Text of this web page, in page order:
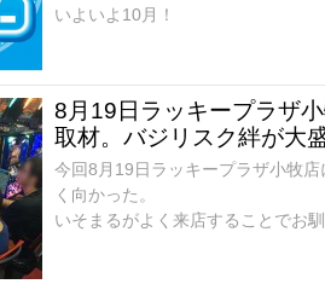
いよいよ10月！
8月19日ラッキープラザ
取材。バジリスク絆が大
今回8月19日ラッキープラザ小牧
く向かった。
いそまるがよく来店することでお